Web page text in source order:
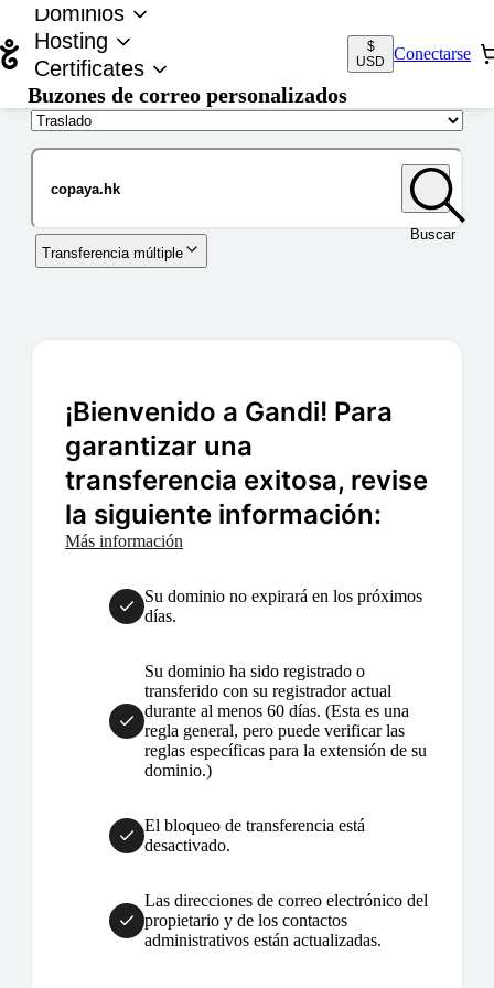
Dominios
Hosting
Certificates
Buzones de correo personalizados
$
USD
Conectarse
Buscar
Transferencia múltiple
¡Bienvenido a Gandi! Para
garantizar una
transferencia exitosa, revise
la siguiente información:
Más información
Su dominio no expirará en los próximos
días.
Su dominio ha sido registrado o
transferido con su registrador actual
durante al menos 60 días. (Esta es una
regla general, pero puede verificar las
reglas específicas para la extensión de su
dominio.)
El bloqueo de transferencia está
desactivado.
Las direcciones de correo electrónico del
propietario y de los contactos
administrativos están actualizadas.